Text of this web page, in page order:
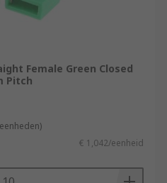
Female Green Closed
Pitch
€ 1,042/eenheid